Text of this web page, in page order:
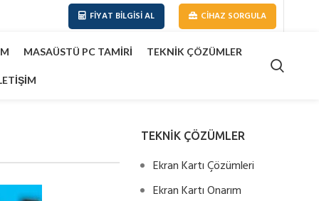
FIYAT BILGISI AL CIHAZ SORGULA
MASAÜSTÜ PC TAMIRI TEKNIK ÇÖZÜMLER
TEKNİK ÇÖZÜMLER
Ekran Kartı Çözümleri
Ekran Kartı Onarım